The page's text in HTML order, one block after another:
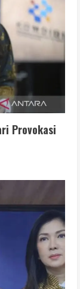
Provokasi